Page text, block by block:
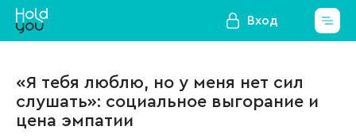
Вход
«Я тебя люблю, но у меня нет сил
слушать»: социальное выгорание и
цена эмпатии